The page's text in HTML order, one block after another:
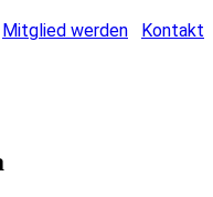
Mitglied werden Kontakt